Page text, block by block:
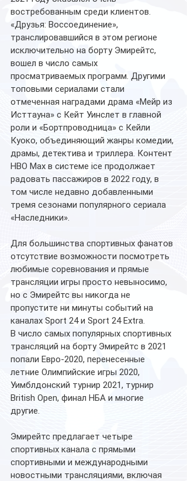
востребованным среди клиентов.
«Друзья: Воссоединение»,
транслировавшийся в этом регионе
исключительно на борту Эмирейтс,
вошел в число самых
просматриваемых программ. Другими
топовыми сериалами стали
отмеченная наградами драма «Мейр из
Исттауна» с Кейт Уинслет в главной
роли и «Бортпроводница» с Кейли
Куоко, объединяющий жанры комедии,
драмы, детектива и триллера. Контент
HBO Max в системе ice продолжает
радовать пассажиров в 2022 году, в
том числе недавно добавленными
тремя сезонами популярного сериала
«Наследники».
Для большинства спортивных фанатов
отсутствие возможности посмотреть
любимые соревнования и прямые
трансляции игры просто невыносимо,
но с Эмирейтс вы никогда не
пропустите ни минуты событий на
каналах Sport 24 и Sport 24 Extra.
В число самых популярных спортивных
трансляций на борту Эмирейтс в 2021
попали Евро-2020, перенесенные
летние Олимпийские игры 2020,
Уимблдонский турнир 2021, турнир
British Open, финал НБА и многие
другие.
Эмирейтс предлагает четыре
спортивных канала с прямыми
спортивными и международными
новостными трансляциями, включая